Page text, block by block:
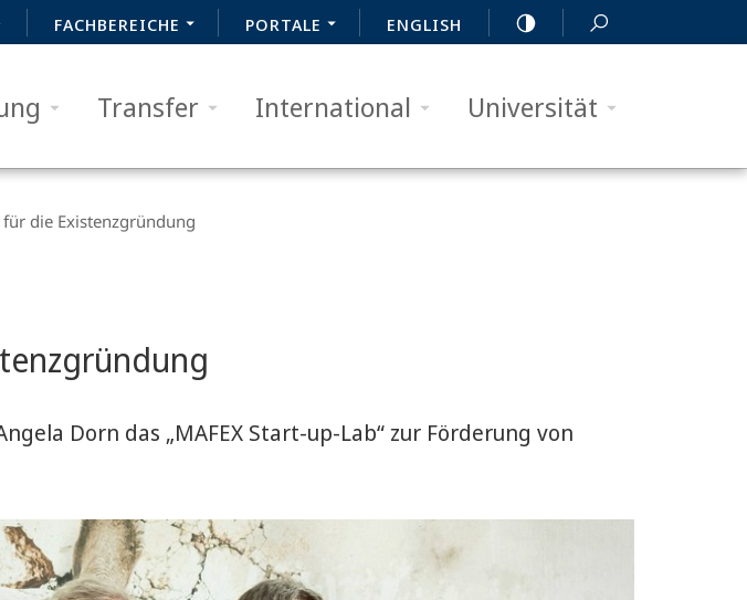
FACHBEREICHE PORTALE ENGLISH
Transfer International Universität
die Existenzgründung
Dorn das „MAFEX Start-up-Lab“ zur Förderung von